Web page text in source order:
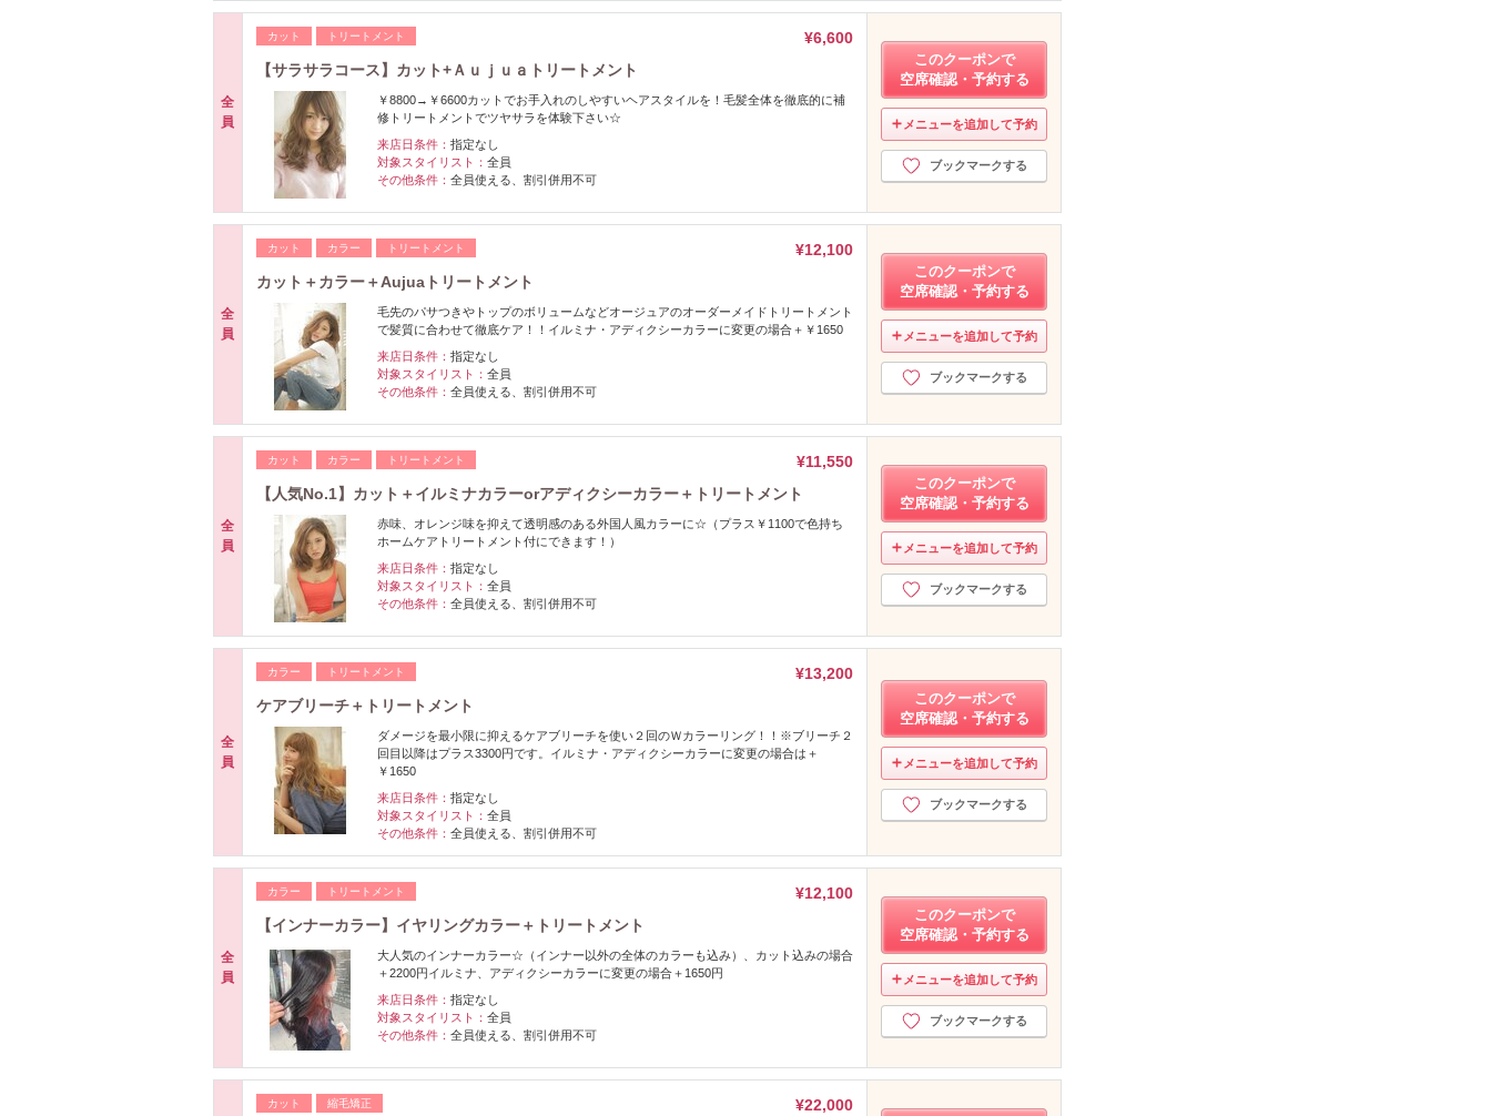
全
員
カット トリートメント
¥6,600
【サラサラコース】カット+Ａｕｊｕａトリートメント
￥8800→￥6600カットでお手入れのしやすいヘアスタイルを！毛髪全体を徹底的に補
修トリートメントでツヤサラを体験下さい☆
来店日条件： 指定なし
対象スタイリスト： 全員
その他条件： 全員使える、割引併用不可
このクーポンで
空席確認・予約する
メニューを追加して予約
ブックマークする
全
員
カット カラー トリートメント
¥12,100
カット＋カラー＋Aujuaトリートメント
毛先のパサつきやトップのボリュームなどオージュアのオーダーメイドトリートメント
で髪質に合わせて徹底ケア！！イルミナ・アディクシーカラーに変更の場合＋￥1650
来店日条件： 指定なし
対象スタイリスト： 全員
その他条件： 全員使える、割引併用不可
このクーポンで
空席確認・予約する
メニューを追加して予約
ブックマークする
全
員
カット カラー トリートメント
¥11,550
【人気No.1】カット＋イルミナカラーorアディクシーカラー＋トリートメント
赤味、オレンジ味を抑えて透明感のある外国人風カラーに☆（プラス￥1100で色持ち
ホームケアトリートメント付にできます！）
来店日条件： 指定なし
対象スタイリスト： 全員
その他条件： 全員使える、割引併用不可
このクーポンで
空席確認・予約する
メニューを追加して予約
ブックマークする
全
員
カラー トリートメント
¥13,200
ケアブリーチ＋トリートメント
ダメージを最小限に抑えるケアブリーチを使い２回のＷカラーリング！！※ブリーチ２
回目以降はプラス3300円です。イルミナ・アディクシーカラーに変更の場合は＋
￥1650
来店日条件： 指定なし
対象スタイリスト： 全員
その他条件： 全員使える、割引併用不可
このクーポンで
空席確認・予約する
メニューを追加して予約
ブックマークする
全
員
カラー トリートメント
¥12,100
【インナーカラー】イヤリングカラー＋トリートメント
大人気のインナーカラー☆（インナー以外の全体のカラーも込み）、カット込みの場合
＋2200円イルミナ、アディクシーカラーに変更の場合＋1650円
来店日条件： 指定なし
対象スタイリスト： 全員
その他条件： 全員使える、割引併用不可
このクーポンで
空席確認・予約する
メニューを追加して予約
ブックマークする
カット 縮毛矯正
¥22,000